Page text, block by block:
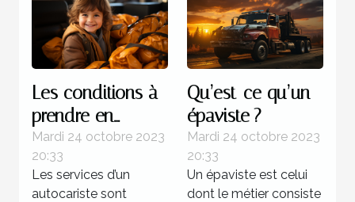
Les conditions à
prendre en
compte lors d’un
transport
d’enfants
Mardi 24 octobre 2023
20:33
Les services d’un
autocariste sont
Qu’est-ce qu’un
épaviste ?
Mardi 24 octobre 2023
20:33
Un épaviste est celui
dont le métier consiste